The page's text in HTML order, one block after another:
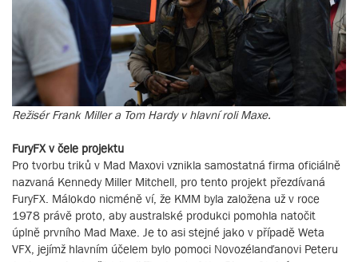
Režisér Frank Miller a Tom Hardy v hlavní roli Maxe.
FuryFX v čele projektu
Pro tvorbu triků v Mad Maxovi vznikla samostatná firma oficiálně
nazvaná Kennedy Miller Mitchell, pro tento projekt přezdívaná
FuryFX. Málokdo nicméně ví, že KMM byla založena už v roce
1978 právě proto, aby australské produkci pomohla natočit
úplně prvního Mad Maxe. Je to asi stejné jako v případě Weta
VFX, jejímž hlavním účelem bylo pomoci Novozélanďanovi Peteru